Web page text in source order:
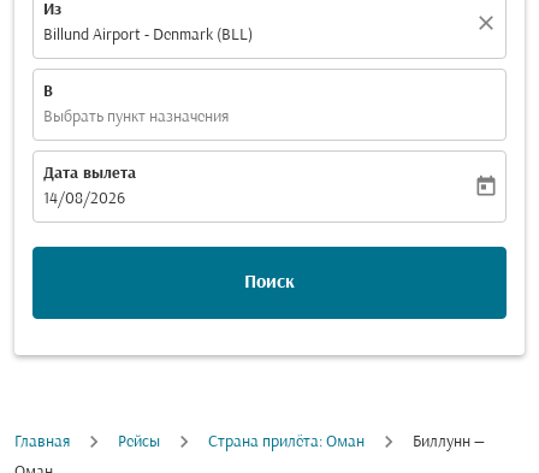
Из
Billund Airport - Denmark (BLL)
close
В
Выбрать пункт назначения
Дата вылета
fc-booking-departure-date-aria-label
14/08/2026
today
Поиск
Главная Рейсы Cтрана прилёта: Оман
Биллунн —